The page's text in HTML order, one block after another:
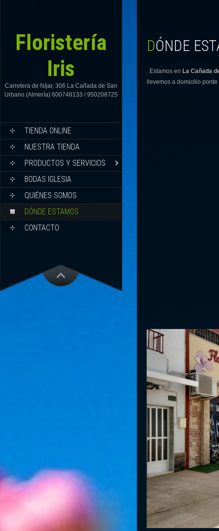
Floristería
Iris
Carretera de Níjar, 306 La Cañada de San
Urbano (Almería) 600748133 / 950208725
TIENDA ONLINE
NUESTRA TIENDA
PRODUCTOS Y SERVICIOS
BODAS IGLESIA
QUIÉNES SOMOS
DÓNDE ESTAMOS
CONTACTO
DÓNDE
. Estamos en La Cañada
llevemos a domicilio